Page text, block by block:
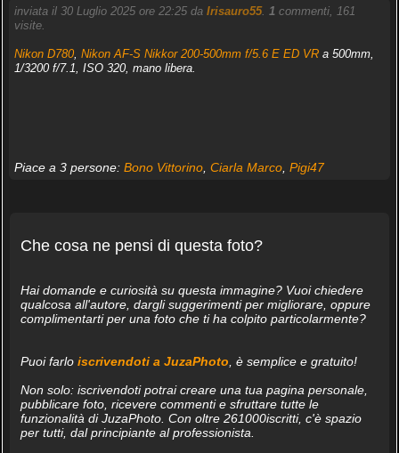
inviata il 30 Luglio 2025 ore 22:25 da Irisauro55. 1commenti, 161
visite.
Nikon D780, Nikon AF-S Nikkor 200-500mm f/5.6 E ED VRa 500mm,
1/3200 f/7.1, ISO 320, mano libera.
Piace a 3 persone: Bono Vittorino, Ciarla Marco, Pigi47
Che cosa ne pensi di questa foto?
Hai domande e curiosità su questa immagine? Vuoi chiedere
qualcosa all'autore, dargli suggerimenti per migliorare, oppure
complimentarti per una foto che ti ha colpito particolarmente?
Puoi farlo iscrivendoti a JuzaPhoto , è semplice e gratuito!
Non solo: iscrivendoti potrai creare una tua pagina personale,
pubblicare foto, ricevere commenti e sfruttare tutte le
funzionalità di JuzaPhoto. Con oltre 261000iscritti, c'è spazio
per tutti, dal principiante al professionista.